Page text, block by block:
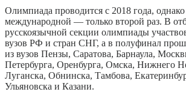
Олимпиада проводится с 2018 года, однако
международной — только второй раз. В
русскоязычной секции олимпиады
вузов РФ и стран СНГ, а в полуфинал
из вузов Пензы, Саратова, Барнаула,
Петербурга, Оренбурга, Омска, Нижнего
Луганска, Обнинска, Тамбова,
Ульяновска и Казани.